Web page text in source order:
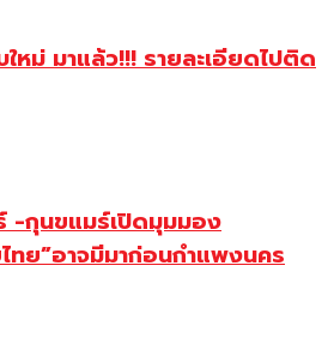
หม่ มาแล้ว!!! รายละเอียดไปติด
-กุนขแมร์เปิดมุมมอง
ทย”อาจมีมาก่อนกำแพงนคร